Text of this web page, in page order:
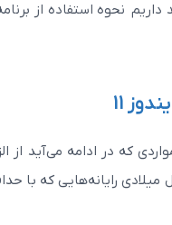
11
که در ادامه می‌آید از